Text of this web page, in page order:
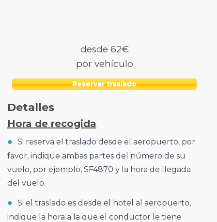
desde 62€
por vehículo
Reservar traslado
Detalles
Hora de recogida
Si reserva el traslado desde el aeropuerto, por
favor, indique ambas partes del número de su
vuelo, por ejemplo, SF4870 y la hora de llegada
del vuelo.
Si el traslado es desde el hotel al aeropuerto,
indique la hora a la que el conductor le tiene